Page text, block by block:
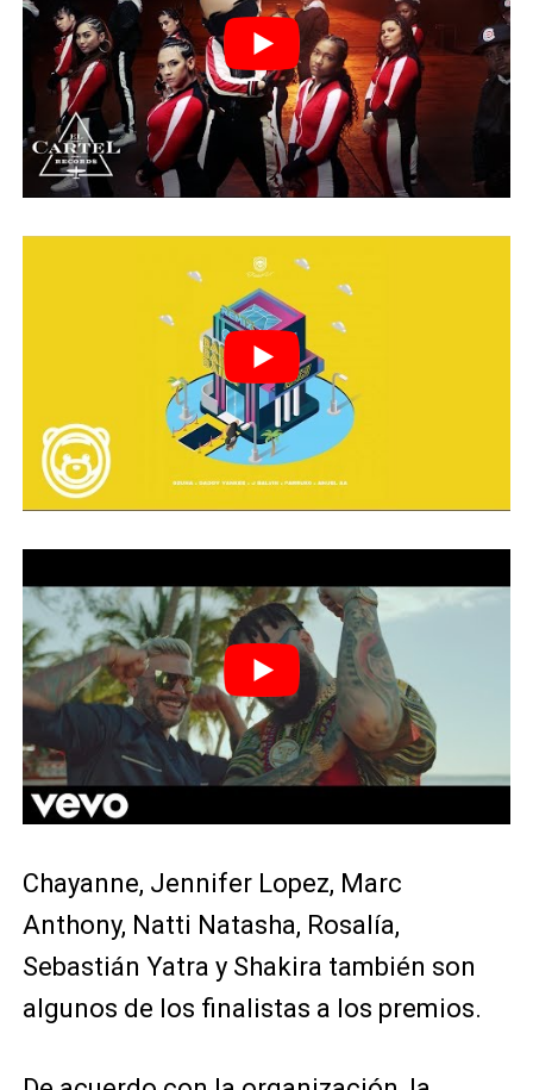
Chayanne, Jennifer Lopez, Marc
Anthony, Natti Natasha, Rosalía,
Sebastián Yatra y Shakira también son
algunos de los finalistas a los premios.